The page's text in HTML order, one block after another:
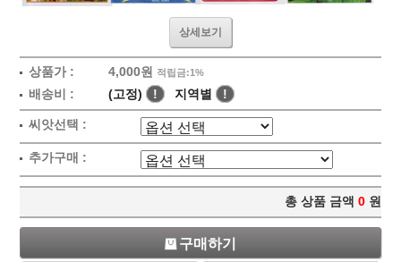
상세보기
상품가 : 4,000원 적립금:1%
배송비 : (고정) ! 지역별 !
씨앗선택 :
추가구매 :
총 상품 금액 0 원
구매하기